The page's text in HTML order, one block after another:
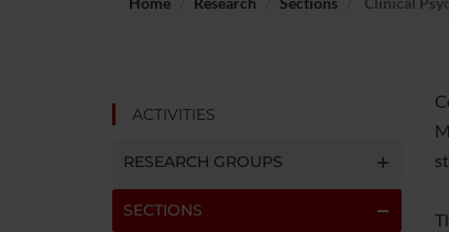
ACTIVITIES
RESEARCH GROUPS
SECTIONS